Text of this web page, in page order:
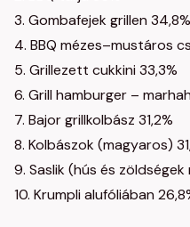
3. Gombafejek grillen 34,8%
4. BBQ mézes–mustáros
5. Grillezett cukkini 33,3%
6. Grill hamburger –
7. Bajor grillkolbász 31,2%
8. Kolbászok (magyaros)
9. Saslik (hús és
10. Krumpli alufóliában